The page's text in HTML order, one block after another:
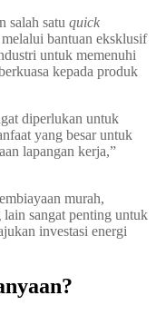
salah satu quick
bantuan eksklusif
untuk memenuhi
kepada produk
diperlukan untuk
yang besar untuk
lapangan kerja,”
murah,
sangat penting untuk
investasi energi